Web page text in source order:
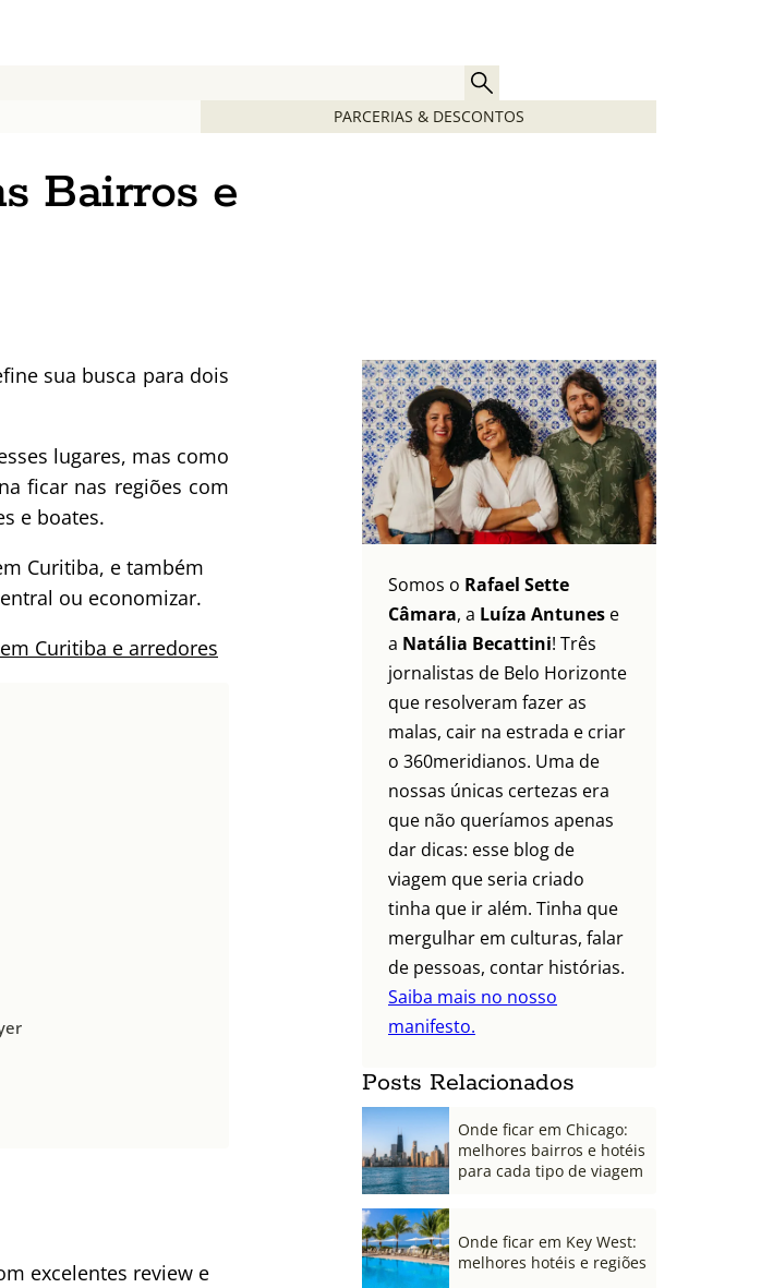
PARCERIAS & DESCONTOS
Bairros e
sua busca para dois
lugares, mas como
ficar nas regiões com
e boates.
Curitiba, e também
ou economizar.
Curitiba e arredores
excelentes review e
Somos o Rafael Sette
Câmara, a Luíza Antunes e
a Natália Becattini! Três
jornalistas de Belo Horizonte
que resolveram fazer as
malas, cair na estrada e criar
o 360meridianos. Uma de
nossas únicas certezas era
que não queríamos apenas
dar dicas: esse blog de
viagem que seria criado
tinha que ir além. Tinha que
mergulhar em culturas, falar
de pessoas, contar histórias.
Saiba mais no nosso
manifesto.
Posts Relacionados
Onde ficar em Chicago:
melhores bairros e hotéis
para cada tipo de viagem
Onde ficar em Key West:
melhores hotéis e regiões